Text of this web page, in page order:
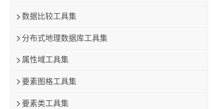
数据比较工具集
分布式地理数据库工具集
属性域工具集
要素图格工具集
要素类工具集